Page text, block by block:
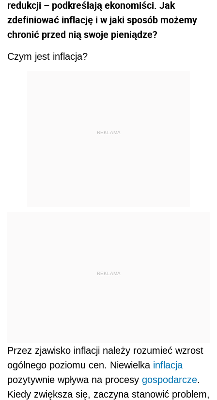
redukcji – podkreślają ekonomiści. Jak
zdefiniować inflację i w jaki sposób możemy
chronić przed nią swoje pieniądze?
Czym jest inflacja?
REKLAMA
REKLAMA
Przez zjawisko inflacji należy rozumieć wzrost
ogólnego poziomu cen. Niewielka inflacja
pozytywnie wpływa na procesy gospodarcze.
Kiedy zwiększa się, zaczyna stanowić problem,